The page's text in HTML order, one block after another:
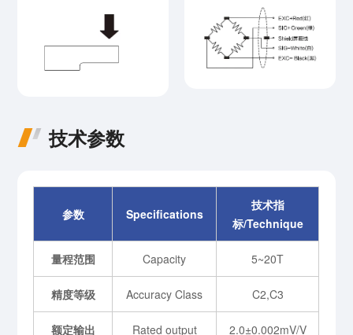
技术参数
参数 Specifications
技术指
标/Technique
量程范围 Capacity 5~20T
精度等级 Accuracy Class C2,C3
额定输出 Rated output 2.0±0.002mV/V